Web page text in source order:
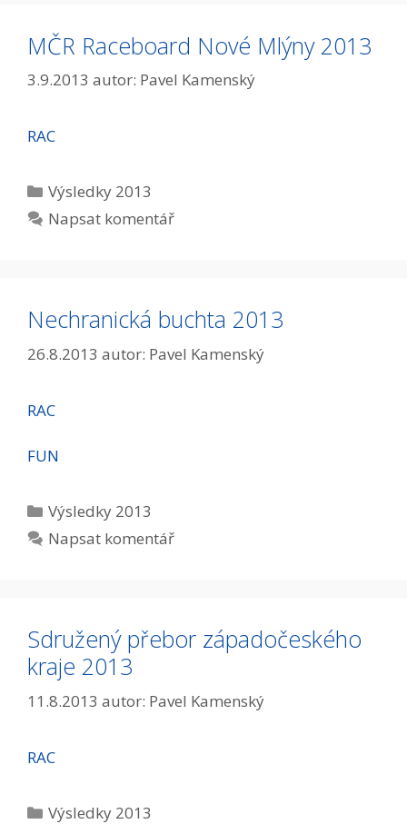
MČR Raceboard Nové Mlýny 2013
3.9.2013 autor: Pavel Kamenský
RAC
Rubriky
Výsledky 2013
Napsat komentář
Nechranická buchta 2013
26.8.2013 autor: Pavel Kamenský
RAC
FUN
Rubriky
Výsledky 2013
Napsat komentář
Sdružený přebor západočeského
kraje 2013
11.8.2013 autor: Pavel Kamenský
RAC
Rubriky
Výsledky 2013